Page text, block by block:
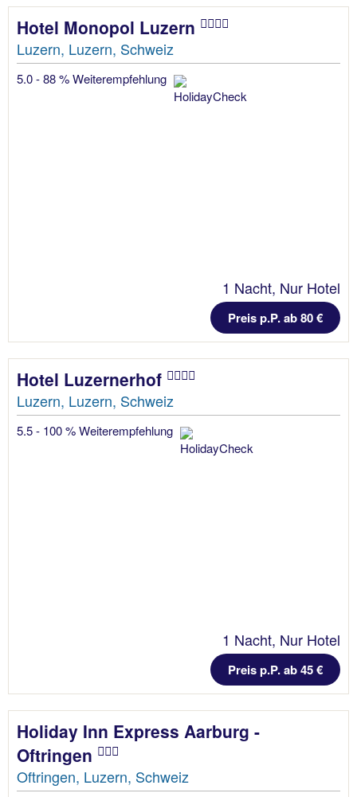
Hotel Monopol Luzern
Luzern, Luzern, Schweiz
5.0 - 88 % Weiterempfehlung
1 Nacht, Nur Hotel
Preis p.P. ab 80 €
Hotel Luzernerhof
Luzern, Luzern, Schweiz
5.5 - 100 % Weiterempfehlung
1 Nacht, Nur Hotel
Preis p.P. ab 45 €
Holiday Inn Express Aarburg -
Oftringen
Oftringen, Luzern, Schweiz